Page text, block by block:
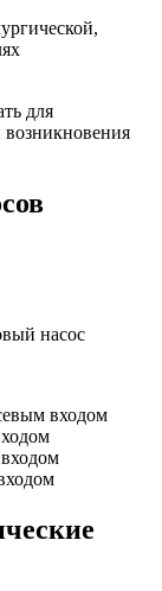
для
насос
входом